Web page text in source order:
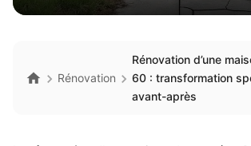
Rénovation
Rénovation d’une
60 : transformation
avant-après